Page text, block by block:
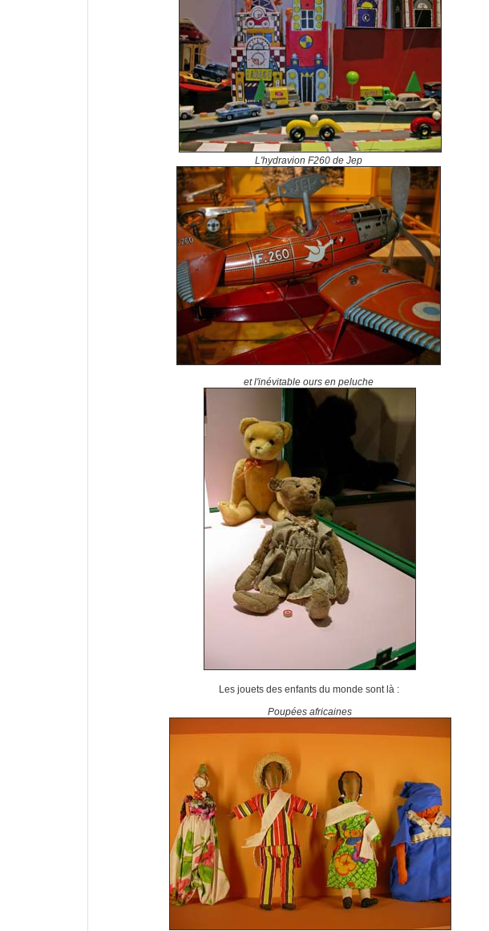
L'hydravion F260 de Jep
et l'inévitable ours en peluche
Les jouets des enfants du monde sont là :
Poupées africaines